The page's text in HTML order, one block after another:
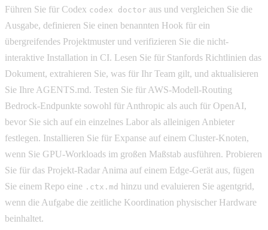
Führen Sie für Codex codex doctor aus und vergleichen Sie die
Ausgabe, definieren Sie einen benannten Hook für ein
übergreifendes Projektmuster und verifizieren Sie die nicht-
interaktive Installation in CI. Lesen Sie für Stanfords Richtlinien das
Dokument, extrahieren Sie, was für Ihr Team gilt, und aktualisieren
Sie Ihre AGENTS.md. Testen Sie für AWS-Modell-Routing
Bedrock-Endpunkte sowohl für Anthropic als auch für OpenAI,
bevor Sie sich auf ein einzelnes Labor als alleinigen Anbieter
festlegen. Installieren Sie für Expanse auf einem Cluster-Knoten,
wenn Sie GPU-Workloads im großen Maßstab ausführen. Probieren
Sie für das Projekt-Radar Anima auf einem Edge-Gerät aus, fügen
Sie einem Repo eine .ctx.md hinzu und evaluieren Sie agentgrid,
wenn die Aufgabe die zeitliche Koordination physischer Hardware
beinhaltet.